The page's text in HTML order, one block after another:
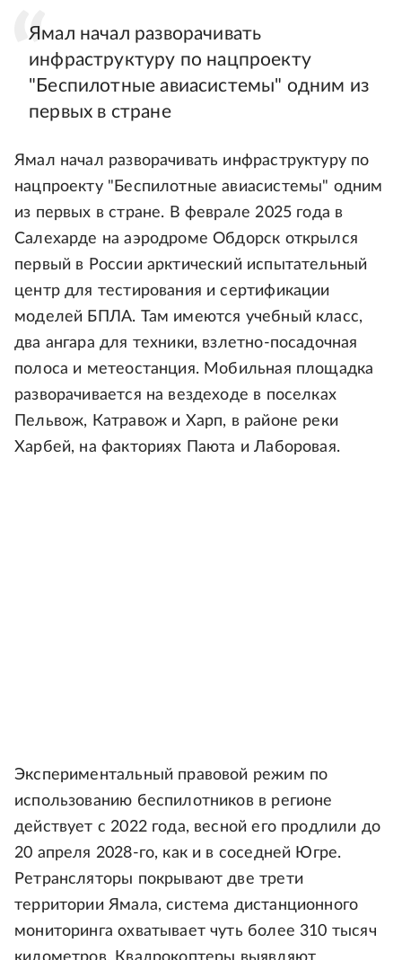
Ямал начал разворачивать
инфраструктуру по нацпроекту
"Беспилотные авиасистемы" одним из
первых в стране
Ямал начал разворачивать инфраструктуру по
нацпроекту "Беспилотные авиасистемы" одним
из первых в стране. В феврале 2025 года в
Салехарде на аэродроме Обдорск открылся
первый в России арктический испытательный
центр для тестирования и сертификации
моделей БПЛА. Там имеются учебный класс,
два ангара для техники, взлетно-посадочная
полоса и метеостанция. Мобильная площадка
разворачивается на вездеходе в поселках
Пельвож, Катравож и Харп, в районе реки
Харбей, на факториях Паюта и Лаборовая.
Экспериментальный правовой режим по
использованию беспилотников в регионе
действует с 2022 года, весной его продлили до
20 апреля 2028-го, как и в соседней Югре.
Ретрансляторы покрывают две трети
территории Ямала, система дистанционного
мониторинга охватывает чуть более 310 тысяч